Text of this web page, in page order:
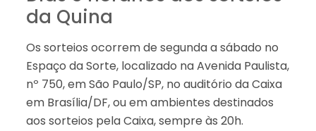
da Quina
Os sorteios ocorrem de segunda a sábado no
Espaço da Sorte, localizado na Avenida Paulista,
nº 750, em São Paulo/SP, no auditório da Caixa
em Brasília/DF, ou em ambientes destinados
aos sorteios pela Caixa, sempre às 20h.